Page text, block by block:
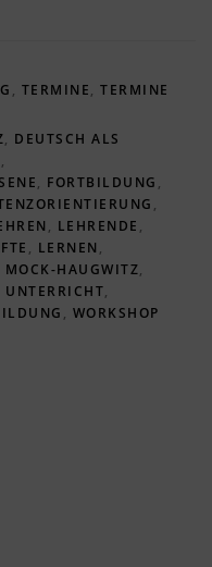
, TERMINE, TERMINE
, DEUTSCH ALS
,
, FORTBILDUNG ,
,
, LEHRENDE ,
, LERNEN ,
MOCK-HAUGWITZ,
UNTERRICHT,
, WORKSHOP